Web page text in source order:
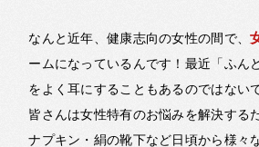
なんと近年、健康志向の女性の間で、
ームになっているんです！最近「ふん
をよく耳にすることもあるのではない
皆さんは女性特有のお悩みを解決する
ナプキン・絹の靴下など日頃から様々